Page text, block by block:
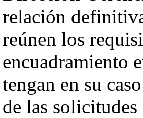
relación
reúnen los
encuadramiento
tengan en su
de las